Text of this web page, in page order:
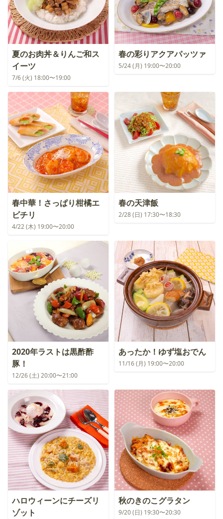
夏のお肉丼＆りんご和ス
イーツ
7/6 (火) 18:00〜19:00
春の彩りアクアパッツァ
5/24 (月) 19:00〜20:00
春中華！さっぱり柑橘エ
ビチリ
4/22 (木) 19:00〜20:00
春の天津飯
2/28 (日) 17:30〜18:30
2020年ラストは黒酢酢
豚！
12/26 (土) 20:00〜21:00
あったか！ゆず塩おでん
11/16 (月) 19:00〜20:00
ハロウィーンにチーズリ
ゾット
秋のきのこグラタン
9/20 (日) 19:30〜20:30